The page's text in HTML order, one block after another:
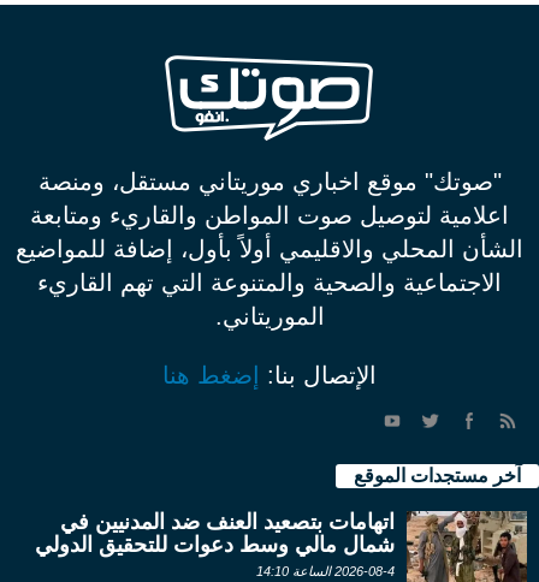
"صوتك" موقع اخباري موريتاني مستقل، ومنصة
اعلامية لتوصيل صوت المواطن والقاريء ومتابعة
الشأن المحلي والاقليمي أولاً بأول، إضافة للمواضيع
الاجتماعية والصحية والمتنوعة التي تهم القاريء
الموريتاني.
الإتصال بنا: إضغط هنا
آخر مستجدات الموقع
اتهامات بتصعيد العنف ضد المدنيين في
شمال مالي وسط دعوات للتحقيق الدولي
2026-08-4 الساعة 14:10